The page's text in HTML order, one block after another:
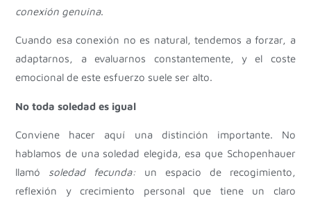
conexión genuina.
Cuando esa conexión no es natural, tendemos a forzar, a
adaptarnos, a evaluarnos constantemente, y el coste
emocional de este esfuerzo suele ser alto.
No toda soledad es igual
Conviene hacer aquí una distinción importante. No
hablamos de una soledad elegida, esa que Schopenhauer
llamó soledad fecunda: un espacio de recogimiento,
reflexión y crecimiento personal que tiene un claro